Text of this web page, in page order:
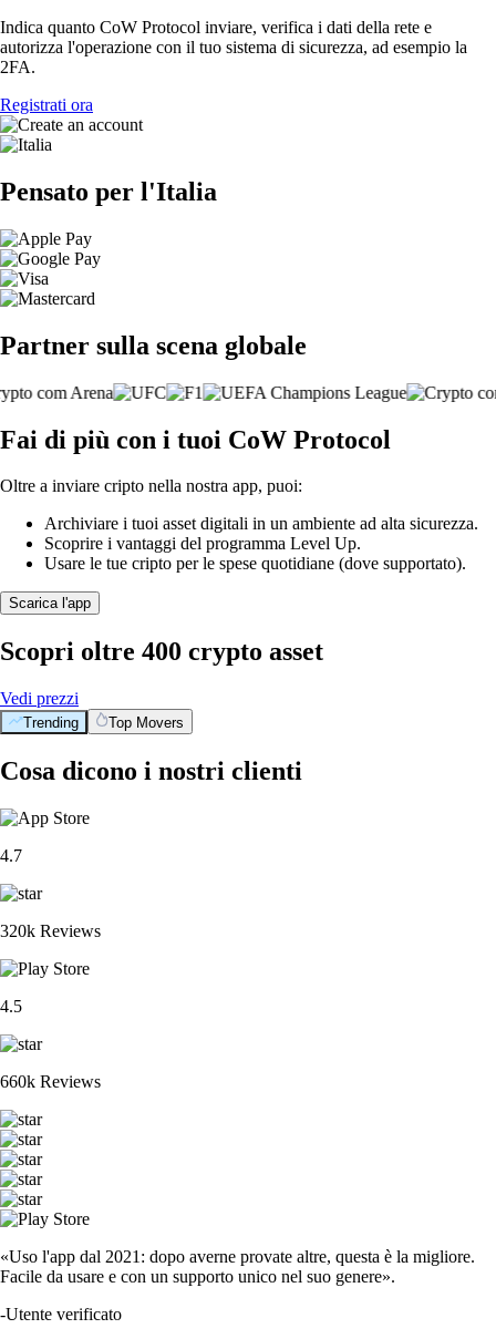
Indica quanto CoW Protocol inviare, verifica i dati della rete e
autorizza l'operazione con il tuo sistema di sicurezza, ad esempio la
2FA.
Registrati ora
Pensato per l'Italia
Partner sulla scena globale
Fai di più con i tuoi CoW Protocol
Oltre a inviare cripto nella nostra app, puoi:
Archiviare i tuoi asset digitali in un ambiente ad alta sicurezza.
Scoprire i vantaggi del programma Level Up.
Usare le tue cripto per le spese quotidiane (dove supportato).
Scarica l'app
Scopri oltre 400 crypto asset
Vedi prezzi
Trending Top Movers
Cosa dicono i nostri clienti
4.7
320k Reviews
4.5
660k Reviews
«Uso l'app dal 2021: dopo averne provate altre, questa è la migliore.
Facile da usare e con un supporto unico nel suo genere».
-Utente verificato